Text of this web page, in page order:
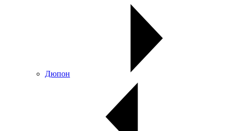
Дюпон